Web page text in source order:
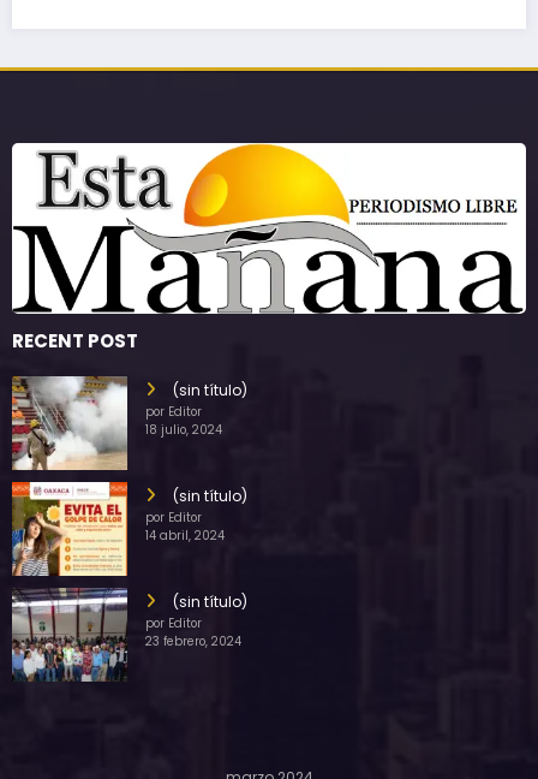
RECENT POST
(sin título)
por Editor
18 julio, 2024
(sin título)
por Editor
14 abril, 2024
(sin título)
por Editor
23 febrero, 2024